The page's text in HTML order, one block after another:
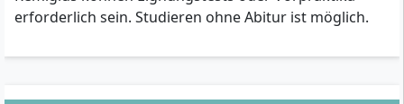
erforderlich sein. Studieren ohne Abitur ist möglich.